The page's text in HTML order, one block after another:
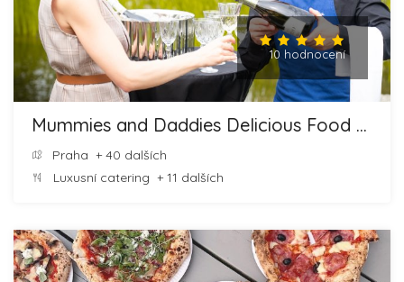
10 hodnocení
Mummies and Daddies Delicious Food and Cheesecakes
Praha + 40 dalších
Luxusní catering + 11 dalších